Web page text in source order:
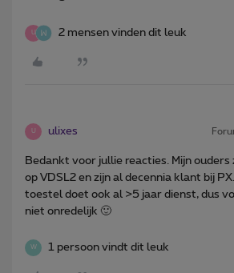
U 2 mensen vinden dit leuk
U ulixes
Bedankt voor jullie reacties. Mijn
op VDSL2 en zijn al decennia klant bij
toestel doet ook al >5 jaar dienst, dus
niet onredelijk 🙂
W 1 persoon vindt dit leuk